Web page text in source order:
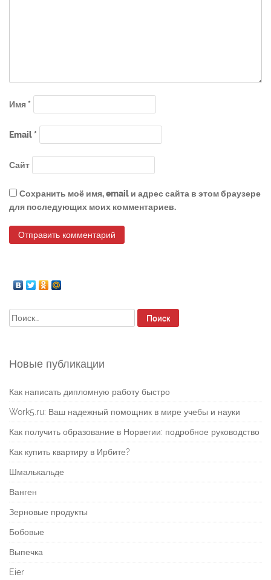
Имя*
Email*
Сайт
Сохранить моё имя, email и адрес сайта в этом браузере
для последующих моих комментариев.
Найти:
Новые публикации
Как написать дипломную работу быстро
Work5.ru: Ваш надежный помощник в мире учебы и науки
Как получить образование в Норвегии: подробное руководство
Как купить квартиру в Ирбите?
Шмалькальде
Ванген
Зерновые продукты
Бобовые
Выпечка
Eier